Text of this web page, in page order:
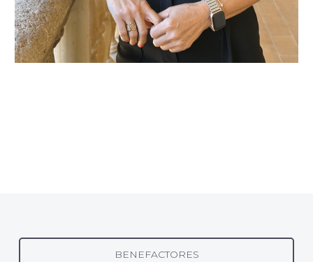
BENEFACTORES